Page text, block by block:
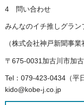
4 問い合わせ
みんなのイチ推しグラ
（株式会社神戸新聞事業
〒675-0031加古川市加
Tel：079-423-0434（平
kido@kobe-j.co.jp